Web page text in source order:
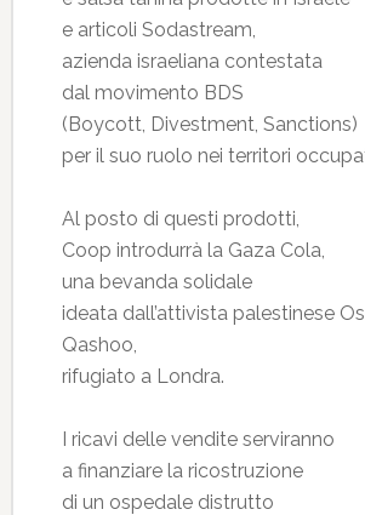
e articoli Sodastream,
azienda israeliana contestata
dal movimento BDS
(Boycott, Divestment, Sanctions)
per il suo ruolo nei territori
Al posto di questi prodotti,
Coop introdurrà la Gaza Cola,
una bevanda solidale
ideata dall’attivista palestinese
Qashoo,
rifugiato a Londra.
I ricavi delle vendite serviranno
a finanziare la ricostruzione
di un ospedale distrutto